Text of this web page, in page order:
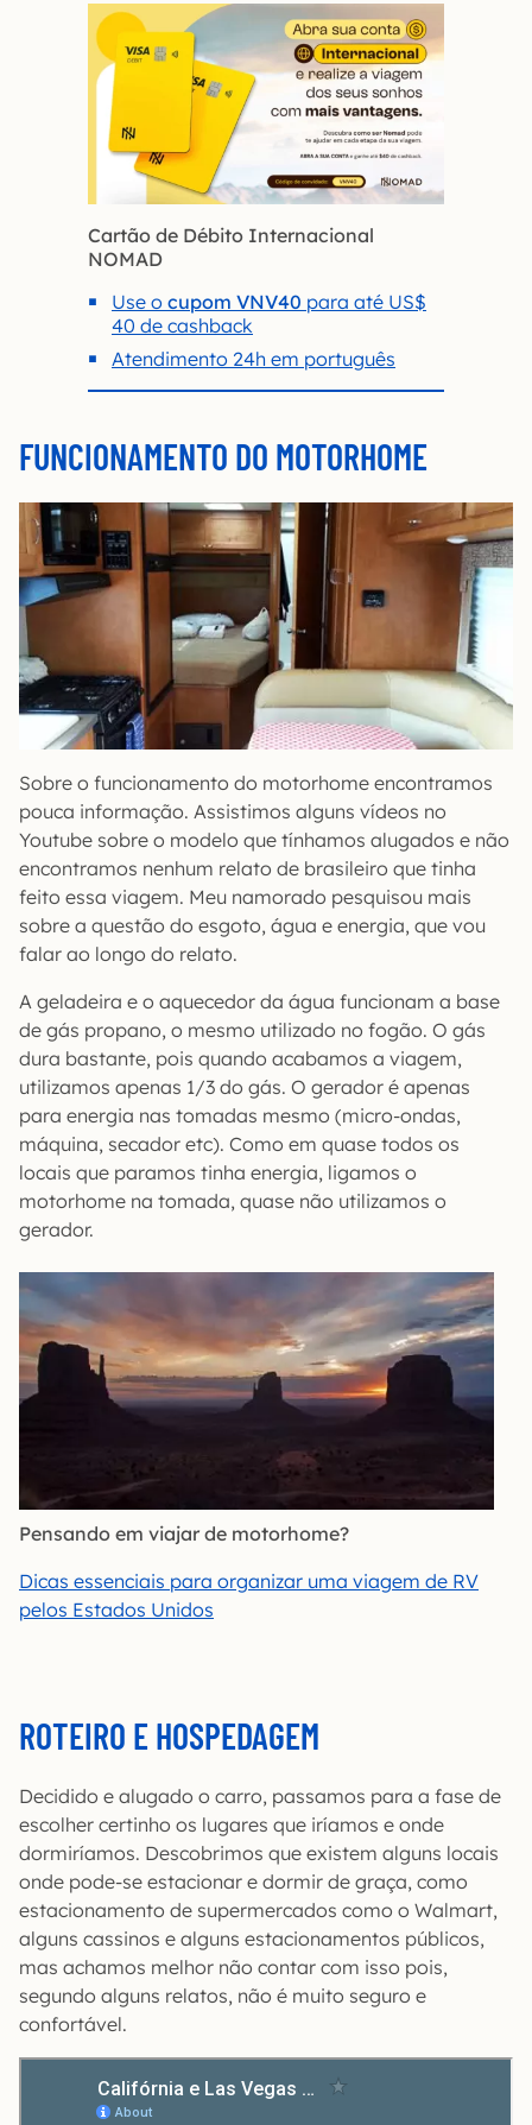
Cartão de Débito Internacional
NOMAD
Use o cupom VNV40 para até US$
40 de cashback
Atendimento 24h em português
FUNCIONAMENTO DO MOTORHOME
Sobre o funcionamento do motorhome encontramos
pouca informação. Assistimos alguns vídeos no
Youtube sobre o modelo que tínhamos alugados e não
encontramos nenhum relato de brasileiro que tinha
feito essa viagem. Meu namorado pesquisou mais
sobre a questão do esgoto, água e energia, que vou
falar ao longo do relato.
A geladeira e o aquecedor da água funcionam a base
de gás propano, o mesmo utilizado no fogão. O gás
dura bastante, pois quando acabamos a viagem,
utilizamos apenas 1/3 do gás. O gerador é apenas
para energia nas tomadas mesmo (micro-ondas,
máquina, secador etc). Como em quase todos os
locais que paramos tinha energia, ligamos o
motorhome na tomada, quase não utilizamos o
gerador.
Pensando em viajar de motorhome?
Dicas essenciais para organizar uma viagem de RV
pelos Estados Unidos
ROTEIRO E HOSPEDAGEM
Decidido e alugado o carro, passamos para a fase de
escolher certinho os lugares que iríamos e onde
dormiríamos. Descobrimos que existem alguns locais
onde pode-se estacionar e dormir de graça, como
estacionamento de supermercados como o Walmart,
alguns cassinos e alguns estacionamentos públicos,
mas achamos melhor não contar com isso pois,
segundo alguns relatos, não é muito seguro e
confortável.